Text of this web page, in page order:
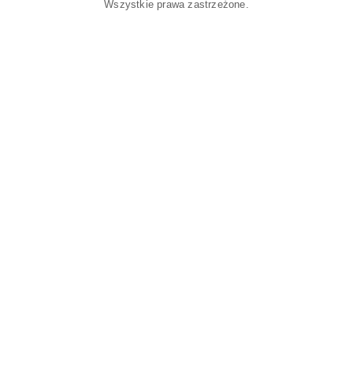
Wszystkie prawa zastrzeżone.